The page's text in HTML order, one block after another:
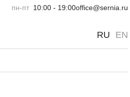
пн-пт 10:00 - 19:00office@sernia.ru
RU EN